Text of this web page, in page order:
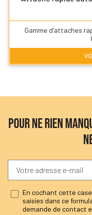
Gamme d'attaches
POUR NE RIEN
En cochant cette
saisies dans ce
demande de contact